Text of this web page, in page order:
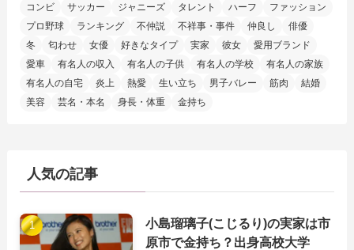
コンビ
サッカー ジャニーズ タレント ハーフ
ファッション
プロ野球
ランキング 不仲説 不祥事・事件 仲良し
俳優
冬
匂わせ 女優 好きなタイプ 実家 彼女
愛用ブランド
愛車
有名人の収入 有名人の子供 有名人の学校
有名人の家族
有名人の自宅
炎上 熱愛 生い立ち 男子バレー 筋肉
結婚
美容
芸名・本名 身長・体重 金持ち
人気の記事
小島瑠璃子(こじるり)の実家は市
原市で金持ち？出身高校大学